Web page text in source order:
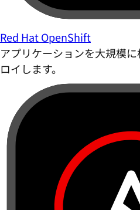
Red Hat OpenShift
アプリケーションを大規模
ロイします。